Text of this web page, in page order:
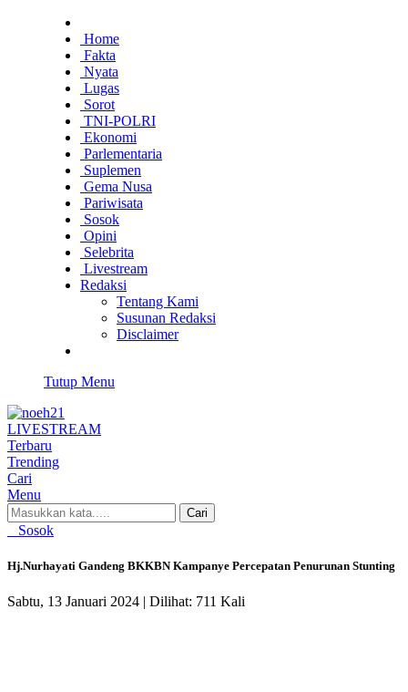
Home
Fakta
Nyata
Lugas
Sorot
TNI-POLRI
Ekonomi
Parlementaria
Suplemen
Gema Nusa
Pariwisata
Sosok
Opini
Selebrita
Livestream
Redaksi
Tentang Kami
Susunan Redaksi
Disclaimer
Tutup Menu
LIVESTREAM
Terbaru
Trending
Cari
Menu
Cari
Sosok
Hj.Nurhayati Gandeng BKKBN Kampanye Percepatan Penurunan Stunting
Sabtu, 13 Januari 2024 | Dilihat: 711 Kali